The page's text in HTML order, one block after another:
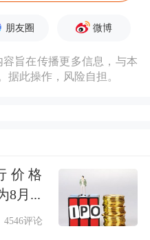
，智迪科技目前
朋友圈 微博
旨在传播更多信息，与本
据此操作，风险自担。
价格
8月...
4546评论